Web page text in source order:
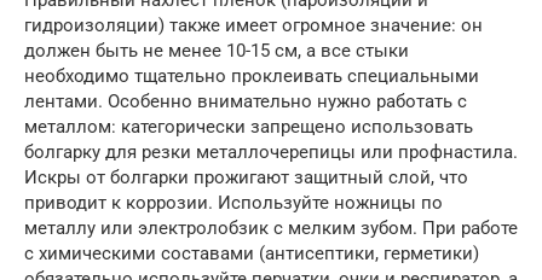
гидроизоляции) также имеет огромное значение: он
должен быть не менее 10-15 см, а все стыки
необходимо тщательно проклеивать специальными
лентами. Особенно внимательно нужно работать с
металлом: категорически запрещено использовать
болгарку для резки металлочерепицы или профнастила.
Искры от болгарки прожигают защитный слой, что
приводит к коррозии. Используйте ножницы по
металлу или электролобзик с мелким зубом. При работе
с химическими составами (антисептики, герметики)